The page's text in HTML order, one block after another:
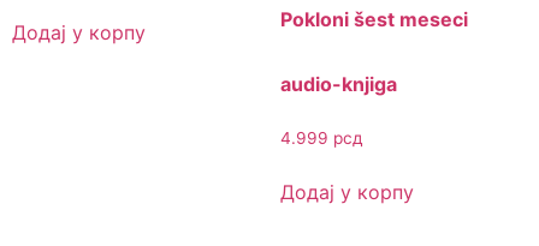
Додај у корпу
Pokloni šest meseci
audio-knjiga
4.999 рсд
Додај у корпу